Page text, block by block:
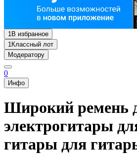
1В избранное
1Классный лот
Модератору
0
Инфо
Широкий ремень
электрогитары
гитары для